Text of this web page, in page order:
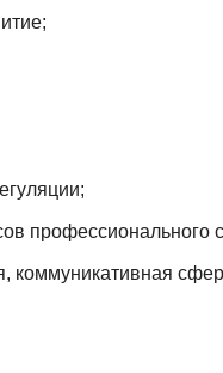
профессионального
коммуникативная